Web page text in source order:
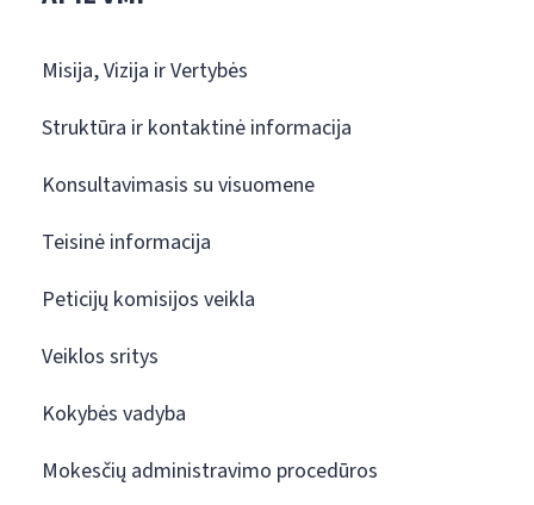
Misija, Vizija ir Vertybės
Struktūra ir kontaktinė informacija
Konsultavimasis su visuomene
Teisinė informacija
Peticijų komisijos veikla
Veiklos sritys
Kokybės vadyba
Mokesčių administravimo procedūros